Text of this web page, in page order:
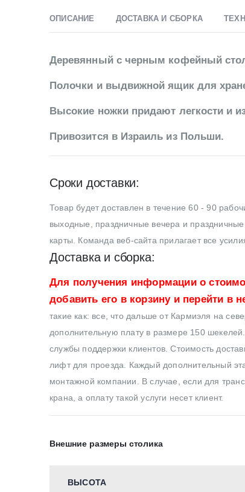
ОПИСАНИЕ ДОСТАВКА И СБОРКА
Деревянный с черным кофейный
Полочки и выдвижной ящик для
Высокие ножки придают легкости и
Привозится в Израиль из Польши.
Сроки доставки:
Товар будет доставлен в течение 60 - 90
выходные, праздничные вечера и
карты. Команда веб-сайта прилагает все
Доставка и сборка:
Для получения информации о
добавить его в корзину и перейти в
такие как: все, что дальше от Кармиэля на
дополнительную плату в размере 150
службы поддержки клиентов. Стоимость
лифт для проезда. Каждый дополнительный
монтажной компании. В случае, если для
крана, а оплату такой услуги несет клиент.
Внешние размеры столика
ВЫСОТА